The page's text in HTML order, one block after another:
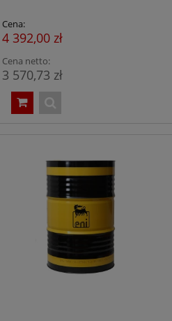
Cena:
4 392,00 zł
Cena netto:
3 570,73 zł